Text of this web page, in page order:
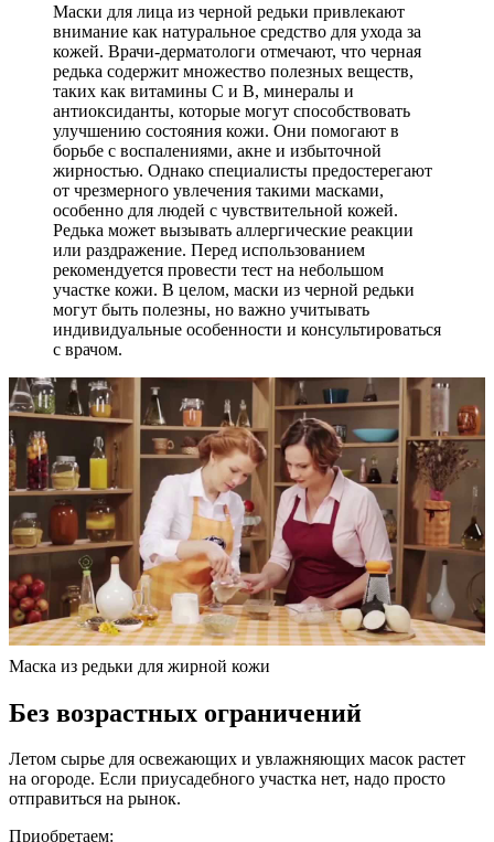
Маски для лица из черной редьки привлекают
внимание как натуральное средство для ухода за
кожей. Врачи-дерматологи отмечают, что черная
редька содержит множество полезных веществ,
таких как витамины C и B, минералы и
антиоксиданты, которые могут способствовать
улучшению состояния кожи. Они помогают в
борьбе с воспалениями, акне и избыточной
жирностью. Однако специалисты предостерегают
от чрезмерного увлечения такими масками,
особенно для людей с чувствительной кожей.
Редька может вызывать аллергические реакции
или раздражение. Перед использованием
рекомендуется провести тест на небольшом
участке кожи. В целом, маски из черной редьки
могут быть полезны, но важно учитывать
индивидуальные особенности и консультироваться
с врачом.
Маска из редьки для жирной кожи
Без возрастных ограничений
Летом сырье для освежающих и увлажняющих масок растет
на огороде. Если приусадебного участка нет, надо просто
отправиться на рынок.
Приобретаем: